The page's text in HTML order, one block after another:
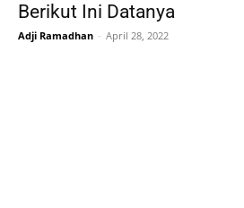
Berikut Ini Datanya
Adji Ramadhan - April 28, 2022